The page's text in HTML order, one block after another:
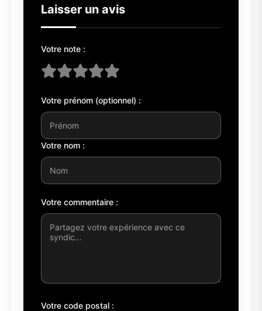
Laisser un avis
Votre note :
Votre prénom (optionnel) :
Votre nom :
Votre commentaire :
Votre code postal :